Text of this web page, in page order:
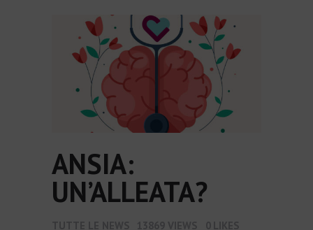
ANSIA:
UN’ALLEATA?